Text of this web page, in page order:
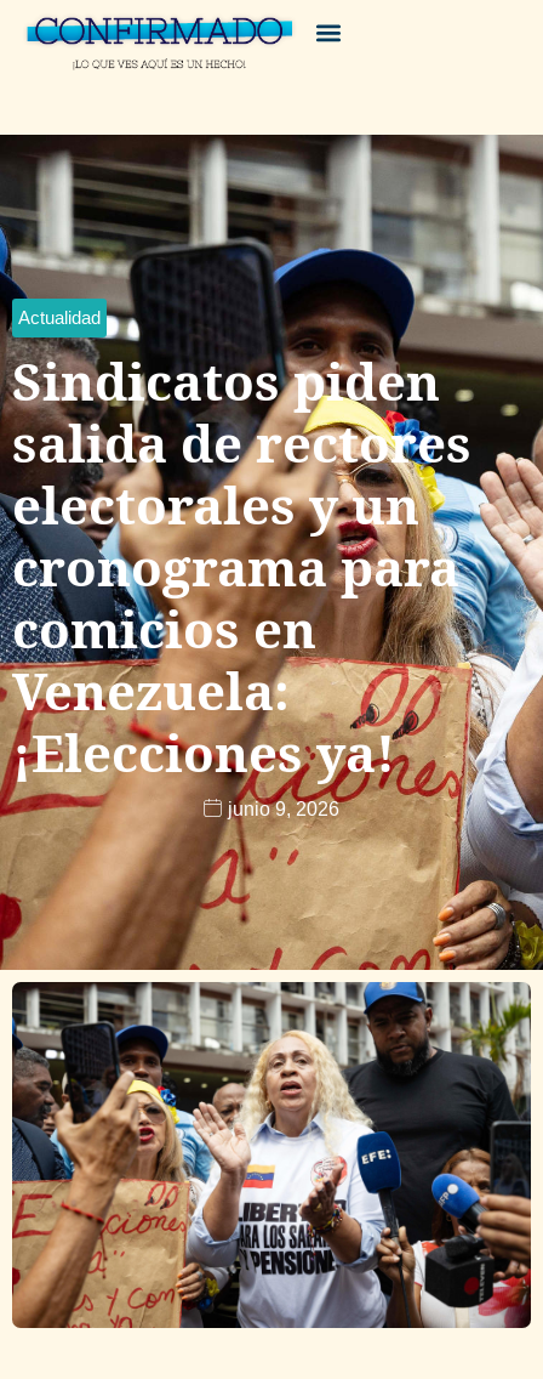
Actualidad
Sindicatos piden
salida de rectores
electorales y un
cronograma para
comicios en
Venezuela:
¡Elecciones ya!
junio 9, 2026